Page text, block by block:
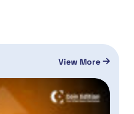
View More